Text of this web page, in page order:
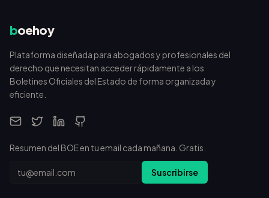
boehoy
Plataforma diseñada para abogados y profesionales del
derecho que necesitan acceder rápidamente a los
Boletines Oficiales del Estado de forma organizada y
eficiente.
Resumen del BOE en tu email cada mañana. Gratis.
Email Suscribirse